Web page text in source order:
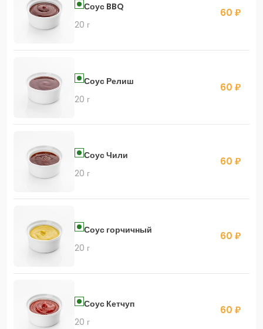
Соус BBQ
20 г
60 ₽
Соус Релиш
20 г
60 ₽
Соус Чили
20 г
60 ₽
Соус горчичный
20 г
60 ₽
Соус Кетчуп
20 г
60 ₽